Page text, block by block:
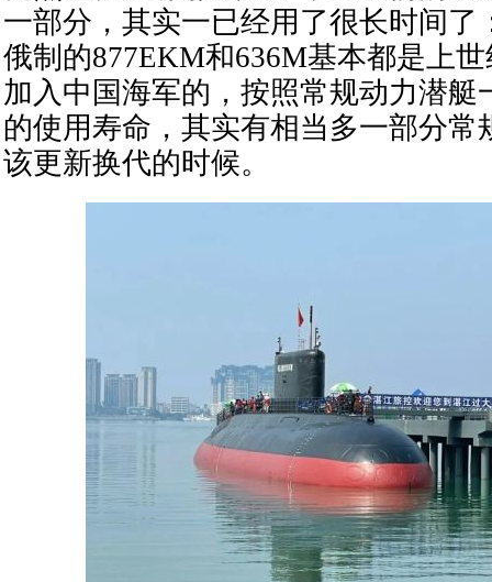
一部分，其实一已经用了很长时间了
俄制的877EKM和636M基本都是上
加入中国海军的，按照常规动力潜艇
的使用寿命，其实有相当多一部分常
该更新换代的时候。